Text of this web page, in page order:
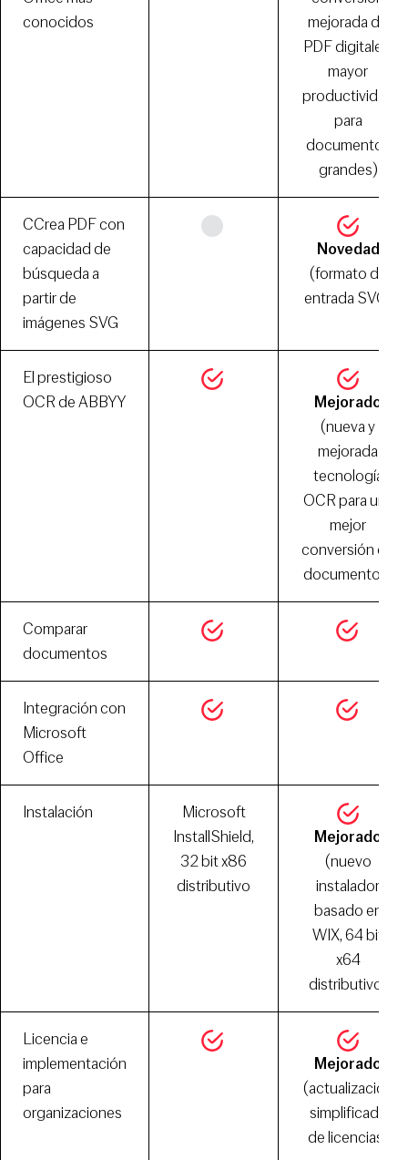
conocidos
mejorada de
PDF digitales,
mayor
productividad
para
documentos
grandes)
CCrea PDF con
capacidad de
búsqueda a
partir de
imágenes SVG
Novedad
(formato de
entrada SVG)
El prestigioso
OCR de ABBYY
Mejorado
(nueva y
mejorada
tecnología
OCR para una
mejor
conversión de
documentos)
Comparar
documentos
Integración con
Microsoft
Office
Instalación
Microsoft
InstallShield,
32 bit x86
distributivo
Mejorado
(nuevo
instalador
basado en
WIX, 64 bit
x64
distributivo)
Licencia e
implementación
para
organizaciones
Mejorado
(actualización
simplificada
de licencias)